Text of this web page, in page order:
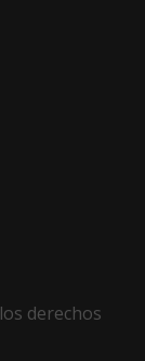
derechos